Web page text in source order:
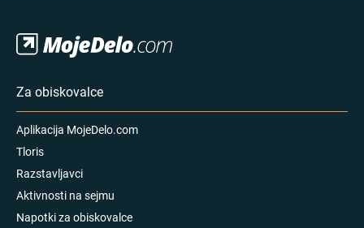
Za obiskovalce
Aplikacija MojeDelo.com
Tloris
Razstavljavci
Aktivnosti na sejmu
Napotki za obiskovalce